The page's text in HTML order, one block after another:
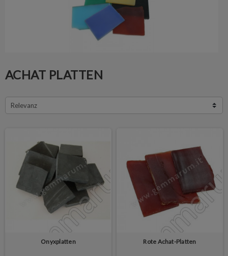
ACHAT PLATTEN
Relevanz
Onyxplatten Rote Achat-Platten